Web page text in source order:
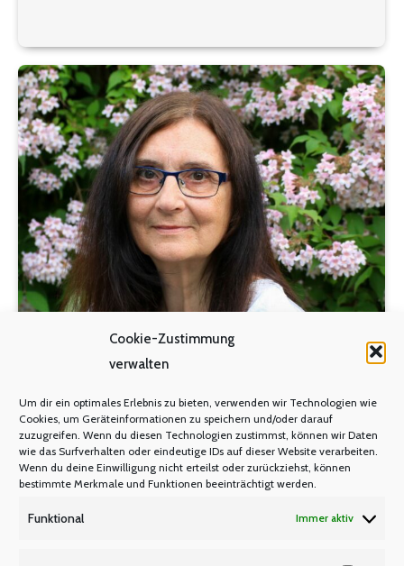
Cookie-Zustimmung
verwalten
Um dir ein optimales Erlebnis zu bieten, verwenden wir Technologien wie
Cookies, um Geräteinformationen zu speichern und/oder darauf
zuzugreifen. Wenn du diesen Technologien zustimmst, können wir Daten
wie das Surfverhalten oder eindeutige IDs auf dieser Website verarbeiten.
Wenn du deine Einwilligung nicht erteilst oder zurückziehst, können
bestimmte Merkmale und Funktionen beeinträchtigt werden.
Funktional Immer aktiv
Ausnahmezustand Die Schulfamilie trägt uns Marcel
Werner: Wie nach einem Krieg…
Senioren-Infobrief 6-2021
SENIOREN-INFOBRIEF VonManfred Berretz
14. September 2021